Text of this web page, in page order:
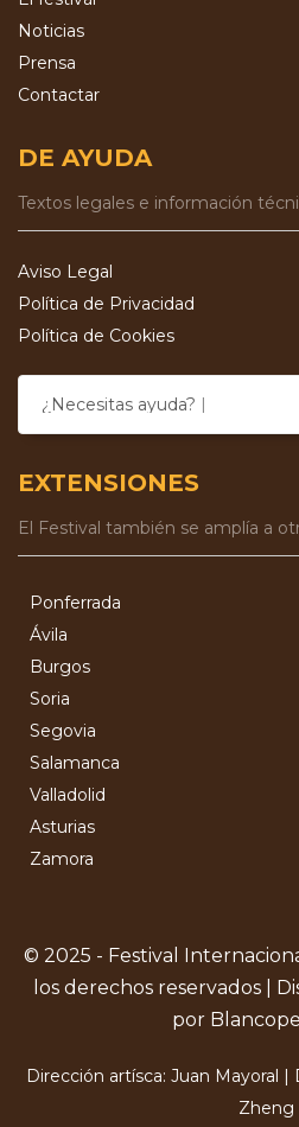
Noticias
Prensa
Contactar
DE AYUDA
Textos legales e información
Aviso Legal
Política de Privacidad
Política de Cookies
¿Necesitas ayuda?
EXTENSIONES
El Festival también se amplía a
Ponferrada
Ávila
Burgos
Soria
Segovia
Salamanca
Valladolid
Asturias
Zamora
© 2025 - Festival
los derechos reservados |
por
Dirección artísca: Juan Mayoral
Zheng